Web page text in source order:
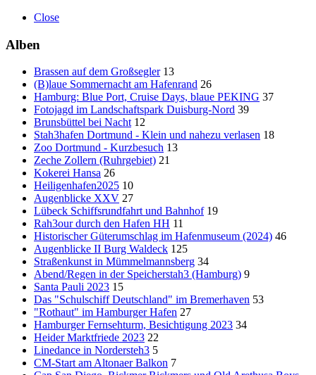
Close
Alben
Brassen auf dem Großsegler 13
(B)laue Sommernacht am Hafenrand 26
Hamburg: Blue Port, Cruise Days, blaue PEKING 37
Fotojagd im Landschaftspark Duisburg-Nord 39
Brunsbüttel bei Nacht 12
Stah3hafen Dortmund - Klein und nahezu verlasen 18
Zoo Dortmund - Kurzbesuch 13
Zeche Zollern (Ruhrgebiet) 21
Kokerei Hansa 26
Heiligenhafen2025 10
Augenblicke XXV 27
Lübeck Schiffsrundfahrt und Bahnhof 19
Rah3our durch den Hafen HH 11
Historischer Güterumschlag im Hafenmuseum (2024) 46
Augenblicke II Burg Waldeck 125
Straßenkunst in Mümmelmannsberg 34
Abend/Regen in der Speicherstah3 (Hamburg) 9
Santa Pauli 2023 15
Das "Schulschiff Deutschland" im Bremerhaven 53
"Rothaut" im Hamburger Hafen 27
Hamburger Fernsehturm, Besichtigung 2023 34
Heider Marktfriede 2023 22
Linedance in Nordersteh3 5
CM-Start am Altonaer Balkon 7